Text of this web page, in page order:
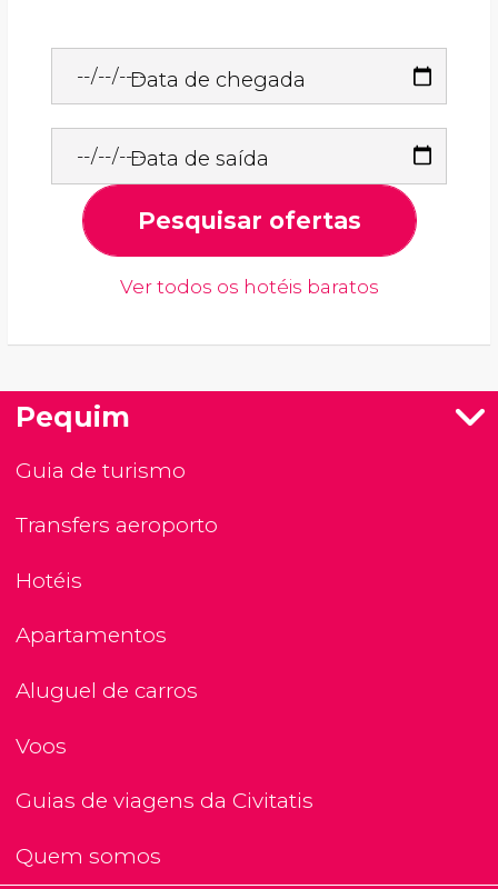
Data de chegada
Data de saída
Pesquisar ofertas
Ver todos os hotéis baratos
Pequim
Guia de turismo
Transfers aeroporto
Hotéis
Apartamentos
Aluguel de carros
Voos
Guias de viagens da Civitatis
Quem somos